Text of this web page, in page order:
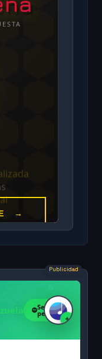
Publicidad